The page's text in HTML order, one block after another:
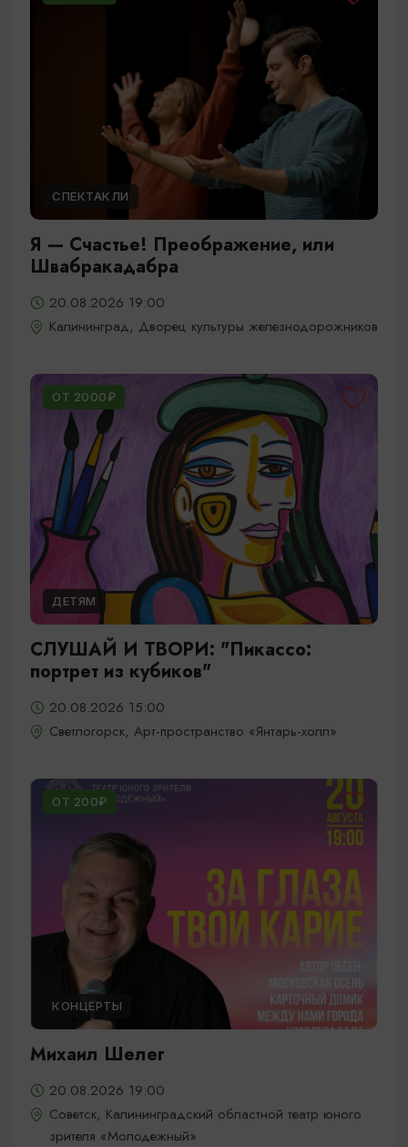
СПЕКТАКЛИ
Я — Счастье! Преображение, или
Швабракадабра
20.08.2026 19:00
Калининград, Дворец культуры железнодорожников
ОТ 2000₽
ДЕТЯМ
СЛУШАЙ И ТВОРИ: "Пикассо:
портрет из кубиков"
20.08.2026 15:00
Светлогорск, Арт-пространство «Янтарь-холл»
ОТ 200₽
КОНЦЕРТЫ
Михаил Шелег
20.08.2026 19:00
Советск, Калининградский областной театр юного
зрителя «Молодежный»